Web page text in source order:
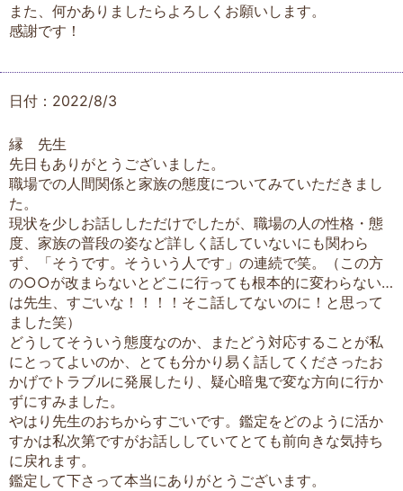
また、何かありましたらよろしくお願いします。
感謝です！
日付：2022/8/3
縁 先生
先日もありがとうございました。
職場での人間関係と家族の態度についてみていただきまし
た。
現状を少しお話ししただけでしたが、職場の人の性格・態
度、家族の普段の姿など詳しく話していないにも関わら
ず、「そうです。そういう人です」の連続で笑。（この方
の○○が改まらないとどこに行っても根本的に変わらない…
は先生、すごいな！！！！そこ話してないのに！と思って
ました笑）
どうしてそういう態度なのか、またどう対応することが私
にとってよいのか、とても分かり易く話してくださったお
かげでトラブルに発展したり、疑心暗鬼で変な方向に行か
ずにすみました。
やはり先生のおちからすごいです。鑑定をどのように活か
すかは私次第ですがお話ししていてとても前向きな気持ち
に戻れます。
鑑定して下さって本当にありがとうございます。